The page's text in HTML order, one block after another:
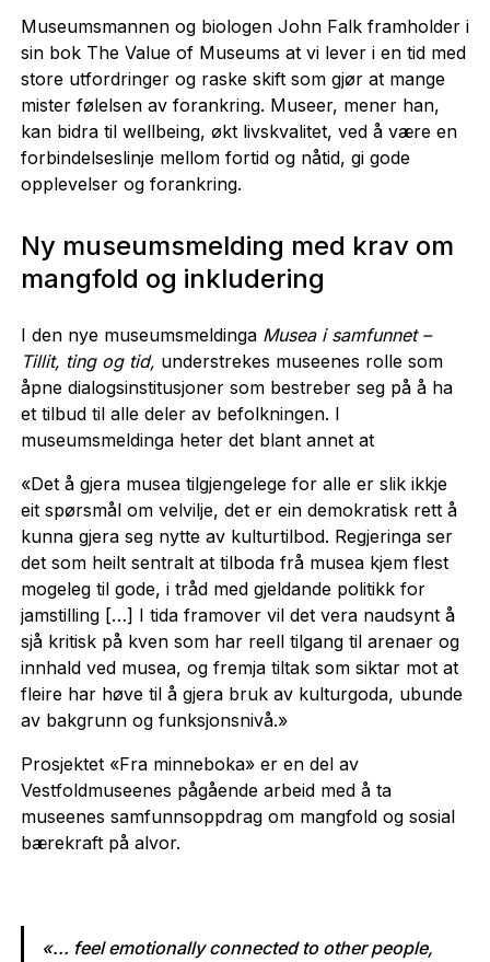
Museumsmannen og biologen John Falk framholder i
sin bok The Value of Museums at vi lever i en tid med
store utfordringer og raske skift som gjør at mange
mister følelsen av forankring. Museer, mener han,
kan bidra til wellbeing, økt livskvalitet, ved å være en
forbindelseslinje mellom fortid og nåtid, gi gode
opplevelser og forankring.
Ny museumsmelding med krav om
mangfold og inkludering
I den nye museumsmeldinga Musea i samfunnet –
Tillit, ting og tid, understrekes museenes rolle som
åpne dialogsinstitusjoner som bestreber seg på å ha
et tilbud til alle deler av befolkningen. I
museumsmeldinga heter det blant annet at
«Det å gjera musea tilgjengelege for alle er slik ikkje
eit spørsmål om velvilje, det er ein demokratisk rett å
kunna gjera seg nytte av kulturtilbod. Regjeringa ser
det som heilt sentralt at tilboda frå musea kjem flest
mogeleg til gode, i tråd med gjeldande politikk for
jamstilling […] I tida framover vil det vera naudsynt å
sjå kritisk på kven som har reell tilgang til arenaer og
innhald ved musea, og fremja tiltak som siktar mot at
fleire har høve til å gjera bruk av kulturgoda, ubunde
av bakgrunn og funksjonsnivå.»
Prosjektet «Fra minneboka» er en del av
Vestfoldmuseenes pågående arbeid med å ta
museenes samfunnsoppdrag om mangfold og sosial
bærekraft på alvor.
«... feel emotionally connected to other people,